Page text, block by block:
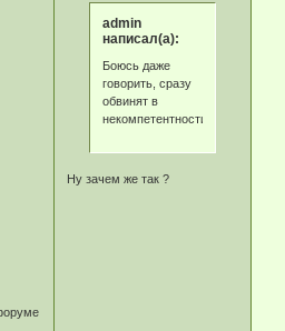
admin
написал(а):
Боюсь даже
говорить, сразу
обвинят в
некомпетентности...
Ну зачем же так ?